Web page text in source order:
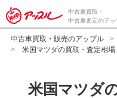
中古車買取・
中古車査定のアッ
中古車買取・販売のアップル
米国マツダの買取・査定相場
米国マツダ